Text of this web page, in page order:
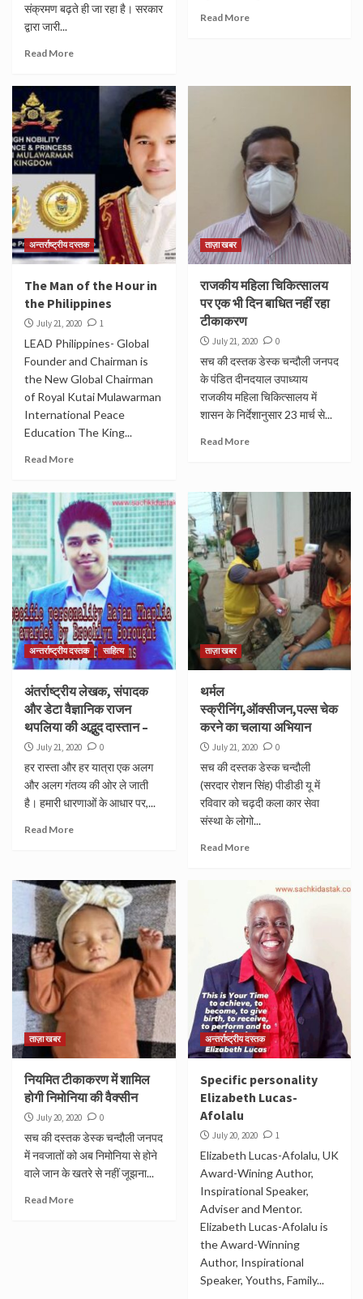
संक्रमण बढ़ते ही जा रहा है। सरकार
द्वारा जारी...
Read More
Read More
अन्तर्राष्ट्रीय दस्तक
The Man of the Hour in
the Philippines
July 21, 2020 1
LEAD Philippines- Global
Founder and Chairman is
the New Global Chairman
of Royal Kutai Mulawarman
International Peace
Education The King...
Read More
ताज़ा खबर
राजकीय महिला चिकित्सालय
पर एक भी दिन बाधित नहीं रहा
टीकाकरण
July 21, 2020 0
सच की दस्तक डेस्क चन्दौली जनपद
के पंडित दीनदयाल उपाध्याय
राजकीय महिला चिकित्सालय में
शासन के निर्देशानुसार 23 मार्च से...
Read More
अन्तर्राष्ट्रीय दस्तक साहित्य
अंतर्राष्ट्रीय लेखक, संपादक
और डेटा वैज्ञानिक राजन
थपलिया की अद्भुद दास्तान –
July 21, 2020 0
हर रास्ता और हर यात्रा एक अलग
और अलग गंतव्य की ओर ले जाती
है। हमारी धारणाओं के आधार पर,...
Read More
ताज़ा खबर
थर्मल
स्क्रीनिंग,ऑक्सीजन,पल्स चेक
करने का चलाया अभियान
July 21, 2020 0
सच की दस्तक डेस्क चन्दौली
(सरदार रोशन सिंह) पीडीडी यू में
रविवार को चढ़दी कला कार सेवा
संस्था के लोगो...
Read More
ताज़ा खबर
नियमित टीकाकरण में शामिल
होगी निमोनिया की वैक्सीन
July 20, 2020 0
सच की दस्तक डेस्क चन्दौली जनपद
में नवजातों को अब निमोनिया से होने
वाले जान के खतरे से नहीं जूझना...
Read More
अन्तर्राष्ट्रीय दस्तक
Specific personality
Elizabeth Lucas-
Afolalu
July 20, 2020 1
Elizabeth Lucas-Afolalu, UK
Award-Wining Author,
Inspirational Speaker,
Adviser and Mentor.
Elizabeth Lucas-Afolalu is
the Award-Winning
Author, Inspirational
Speaker, Youths, Family...